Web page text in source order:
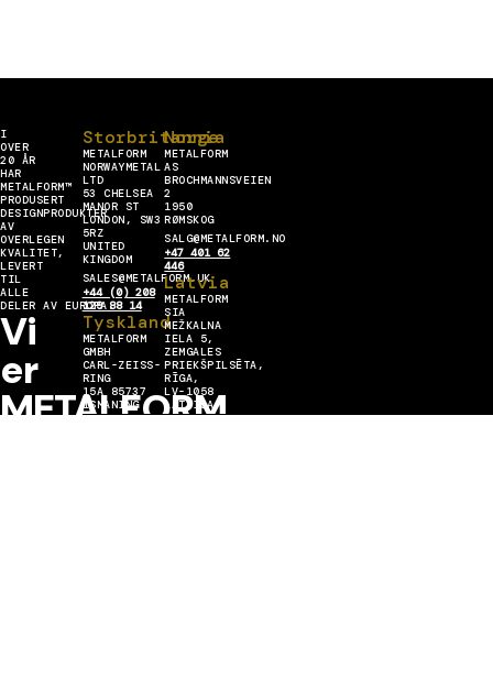
I
OVER
20 ÅR
HAR
METALFORM™
PRODUSERT
DESIGNPRODUKTER
AV
OVERLEGEN
KVALITET,
LEVERT
TIL
ALLE
DELER AV EUROPA.
Vi
er
METALFORM
Storbritannia
METALFORM
NORWAYMETAL
LTD
53 CHELSEA
MANOR ST
LONDON, SW3
5RZ
UNITED
KINGDOM
SALES@METALFORM.UK
+44 (0) 208
129 88 14
Tyskland
METALFORM
GMBH
CARL-ZEISS-
RING
15A 85737
ISMANING
Norge
METALFORM
AS
BROCHMANNSVEIEN
2
1950
RØMSKOG
SALG@METALFORM.NO
+47 401 62
446
Latvia
METALFORM
SIA
MEŽKALNA
IELA 5,
ZEMGALES
PRIEKŠPILSĒTA,
RĪGA,
LV-1058
LATVIJA